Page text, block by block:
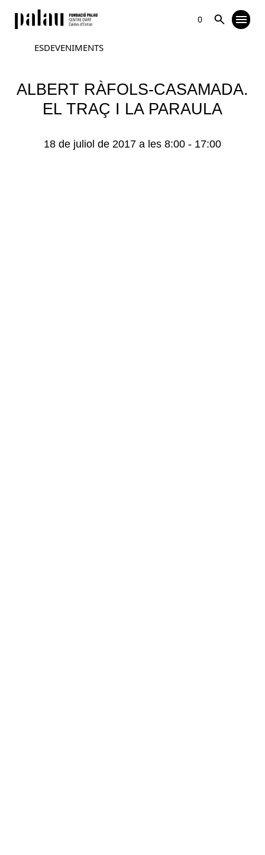
0
ESDEVENIMENTS
ALBERT RÀFOLS-CASAMADA.
EL TRAÇ I LA PARAULA
18 de juliol de 2017 a les 8:00 - 17:00